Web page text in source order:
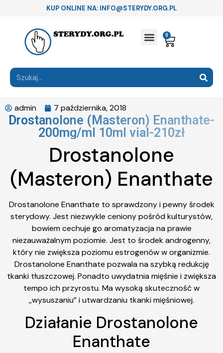
KUP ONLINE NA: INFO@STERYDY.ORG.PL
0
admin 7 października, 2018
Drostanolone (Masteron) Enanthate-
200mg/ml 10ml vial-210zł
Drostanolone
(Masteron) Enanthate
Drostanolone Enanthate to sprawdzony i pewny środek
sterydowy. Jest niezwykle ceniony pośród kulturystów,
bowiem cechuje go aromatyzacja na prawie
niezauważalnym poziomie. Jest to środek androgenny,
który nie zwiększa poziomu estrogenów w organizmie.
Drostanolone Enanthate pozwala na szybką redukcję
tkanki tłuszczowej. Ponadto uwydatnia mięśnie i zwiększa
tempo ich przyrostu. Ma wysoką skuteczność w
,,wysuszaniu” i utwardzaniu tkanki mięśniowej.
Działanie Drostanolone
Enanthate